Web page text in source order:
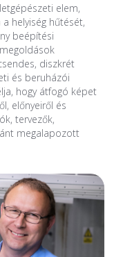
elem,
helyiség hűtését,
beépítési
diszkrét
és beruházói
hogy átfogó képet
előnyeiről és
tervezők,
megalapozott